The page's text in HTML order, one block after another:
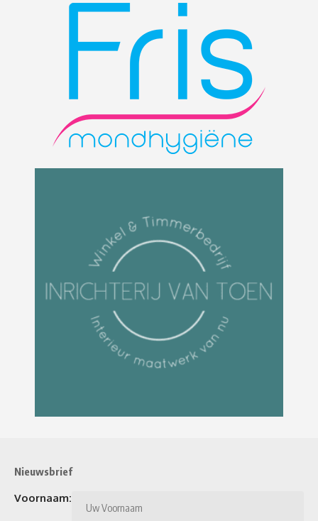
Nieuwsbrief
Voornaam: